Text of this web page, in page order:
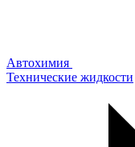
Автохимия
Технические жидкости